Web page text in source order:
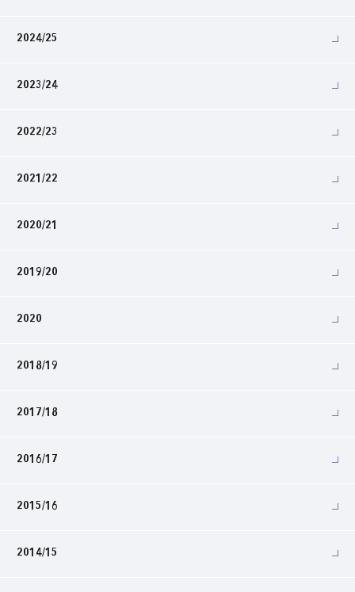
2024/25
2023/24
2022/23
2021/22
2020/21
2019/20
2020
2018/19
2017/18
2016/17
2015/16
2014/15